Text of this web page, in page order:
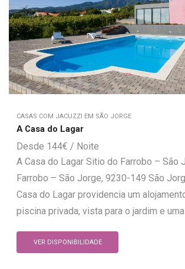
CASAS COM JACUZZI EM SÃO JORGE
A Casa do Lagar
144€
A Casa do Lagar Sitio do Farrobo – São
Farrobo – São Jorge, 9230-149 São
Casa do Lagar providencia um
piscina privada, vista para o jardim e uma
VER DISPONIBILIDADE